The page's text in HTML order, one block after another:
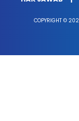
COPYRIGHT ©